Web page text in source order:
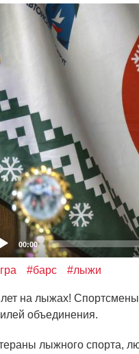
00:00
#барс #лыжи
на лыжах!
объединения.
лыжного спорта,